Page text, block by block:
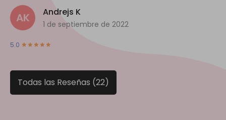
AK Andrejs K
1 de septiembre de 2022
5.0
Todas las Reseñas (22)